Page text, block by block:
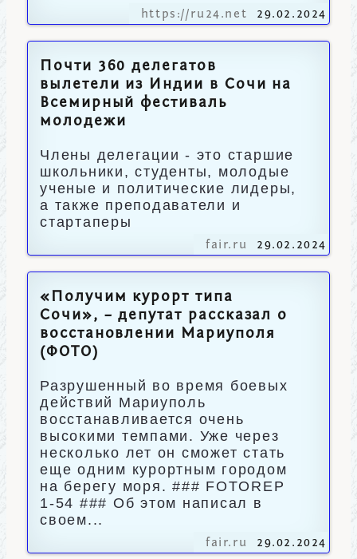
https://ru24.net 29.02.2024
Почти 360 делегатов
вылетели из Индии в Сочи на
Всемирный фестиваль
молодежи
Члены делегации - это старшие
школьники, студенты, молодые
ученые и политические лидеры,
а также преподаватели и
стартаперы
fair.ru 29.02.2024
«Получим курорт типа
Сочи», – депутат рассказал о
восстановлении Мариуполя
(ФОТО)
Разрушенный во время боевых
действий Мариуполь
восстанавливается очень
высокими темпами. Уже через
несколько лет он сможет стать
еще одним курортным городом
на берегу моря. ### FOTOREP
1-54 ### Об этом написал в
своем...
fair.ru 29.02.2024